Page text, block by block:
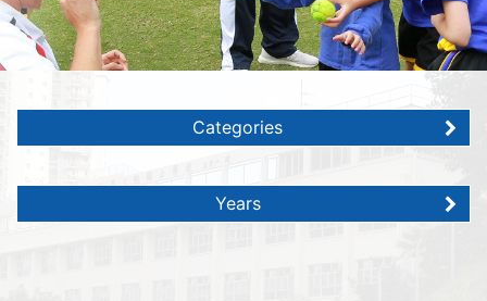
Categories
Years